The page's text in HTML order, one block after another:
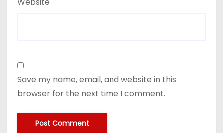
Website
Save my name, email, and website in this
browser for the next time I comment.